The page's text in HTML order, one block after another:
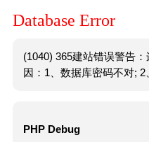
Database Error
(1040) 365建站错误警告
因：1、数据库密码不对; 2
PHP Debug